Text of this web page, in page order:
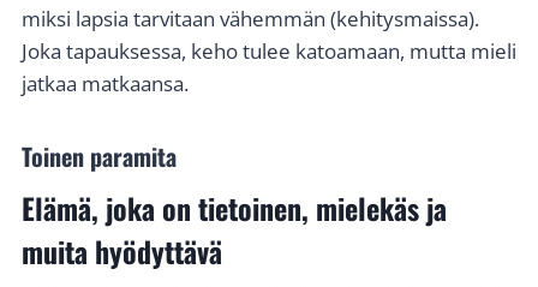
miksi lapsia tarvitaan vähemmän (kehitysmaissa).
Joka tapauksessa, keho tulee katoamaan, mutta mieli
jatkaa matkaansa.
Toinen paramita
Elämä, joka on tietoinen, mielekäs ja
muita hyödyttävä